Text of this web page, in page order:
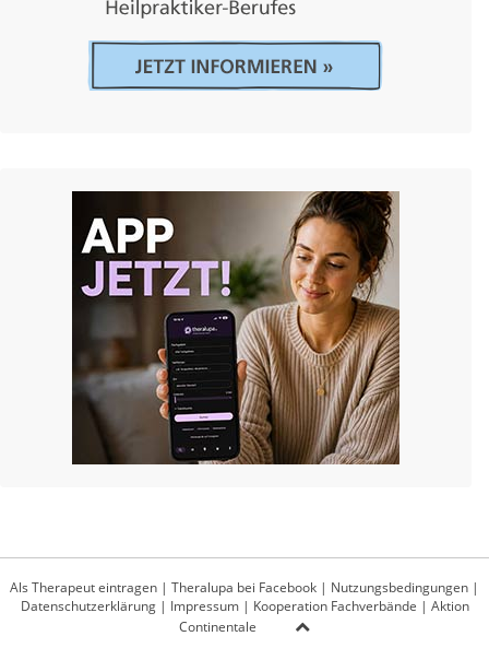
Als Therapeut eintragen | Theralupa bei Facebook | Nutzungsbedingungen |
Datenschutzerklärung| Impressum| Kooperation Fachverbände | Aktion
Continentale